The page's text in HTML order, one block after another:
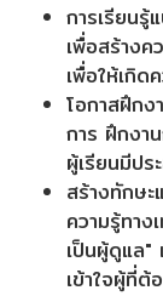
การเรียนรู้
เพื่อสร้าง
เพื่อให้เกิด
โอกาสฝึกง
การ ฝึกงา
ผู้เรียนมีป
สร้างทักษะ
ความรู้ทา
เป็นผู้ดูแล"
เข้าใจผู้ที่ต้